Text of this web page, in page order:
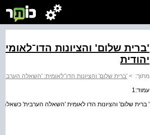
'ברית שלום' והציונות
יהודית
מתוך: > 'ברית שלום' והציונות הדו־לאומית: 'השאלה
עמוד:1
' ברית שלום' והציונות הדו לאומית 'השאלה הערבית' כשאלה